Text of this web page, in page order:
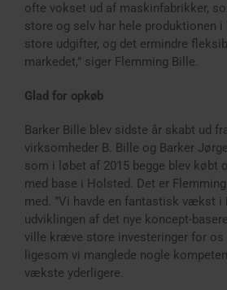
ofte vokset ud af maskinfabrikker,
store og selv har hele produktionen i
store udgifter, og det ermindre
markedet,” siger Flemming Bille.
Glad for opkøb
Barker Bille blev sidste år skabt ud
virksomheder B. Bille og Barker
som i løbet af 2015 begge blev købt
med base i Holsted. Det er
med. ”Vi havde en fantastisk vækst i
udviklingen af det nye koncept-
ville kræve store investeringer for os
ligesom vi manglede nogle
vækste yderligere.